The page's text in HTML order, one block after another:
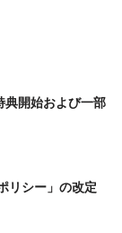
典開始および一部
リシー」の改定